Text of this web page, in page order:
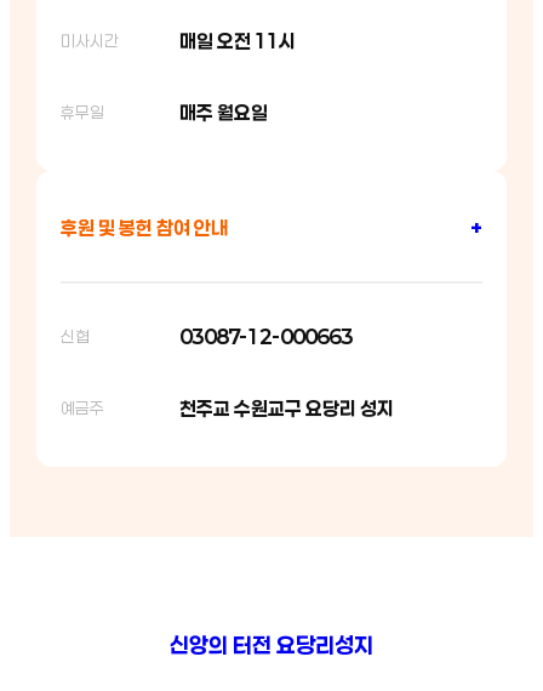
미사시간 매일 오전 11시
휴무일 매주 월요일
후원 및 봉헌 참여 안내 +
신협 03087-12-000663
예금주 천주교 수원교구 요당리 성지
신앙의 터전 요당리성지